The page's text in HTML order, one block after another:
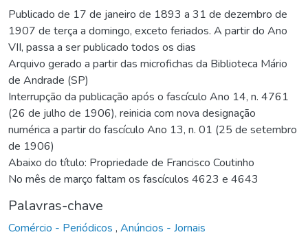
Publicado de 17 de janeiro de 1893 a 31 de dezembro de
1907 de terça a domingo, exceto feriados. A partir do Ano
VII, passa a ser publicado todos os dias
Arquivo gerado a partir das microfichas da Biblioteca Mário
de Andrade (SP)
Interrupção da publicação após o fascículo Ano 14, n. 4761
(26 de julho de 1906), reinicia com nova designação
numérica a partir do fascículo Ano 13, n. 01 (25 de setembro
de 1906)
Abaixo do título: Propriedade de Francisco Coutinho
No mês de março faltam os fascículos 4623 e 4643
Palavras-chave
Comércio - Periódicos , Anúncios - Jornais